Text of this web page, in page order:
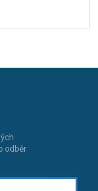
odběr